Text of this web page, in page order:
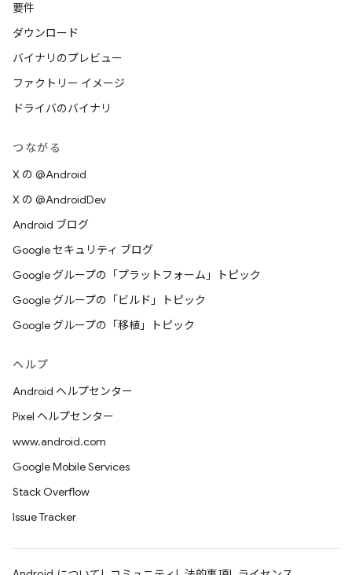
要件
ダウンロード
バイナリのプレビュー
ファクトリー イメージ
ドライバのバイナリ
つながる
X の @Android
X の @AndroidDev
Android ブログ
Google セキュリティ ブログ
Google グループの「プラットフォーム」トピック
Google グループの「ビルド」トピック
Google グループの「移植」トピック
ヘルプ
Android ヘルプセンター
Pixel ヘルプセンター
www.android.com
Google Mobile Services
Stack Overflow
Issue Tracker